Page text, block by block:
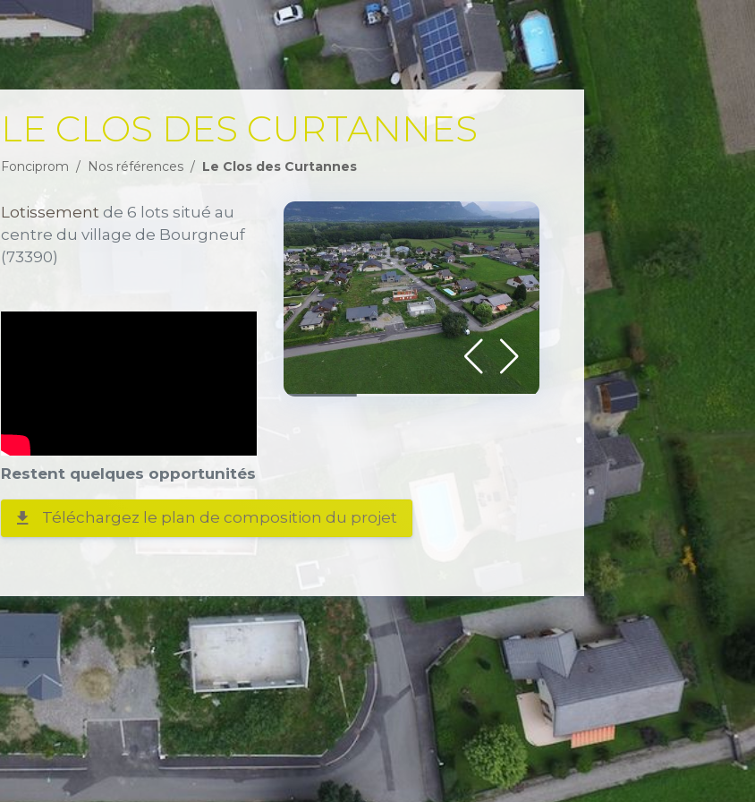
LE CLOS DES CURTANNES
Fonciprom Nos références Le Clos des Curtannes
Lotissement de 6 lots situé au
centre du village de Bourgneuf
(73390)
Restent quelques opportunités
Téléchargez le plan de composition du projet